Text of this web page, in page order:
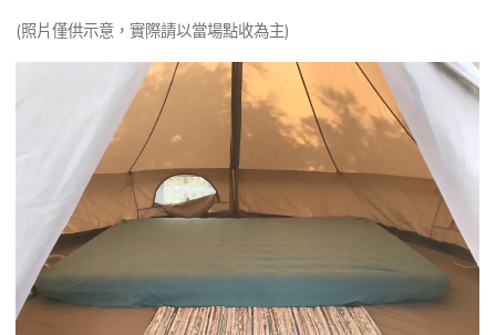
(照片僅供示意，實際請以當場點收為主)